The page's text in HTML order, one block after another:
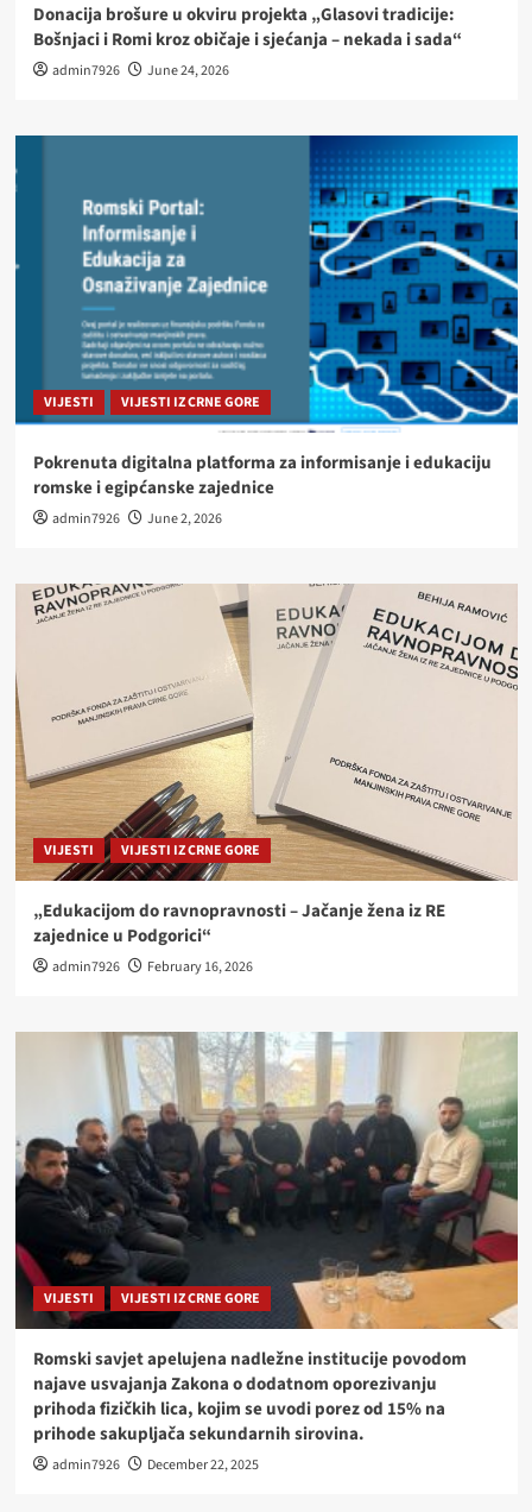
Donacija brošure u okviru projekta „Glasovi tradicije:
Bošnjaci i Romi kroz običaje i sjećanja – nekada i sada“
admin7926 June 24, 2026
VIJESTI VIJESTI IZ CRNE GORE
Pokrenuta digitalna platforma za informisanje i edukaciju
romske i egipćanske zajednice
admin7926 June 2, 2026
VIJESTI VIJESTI IZ CRNE GORE
„Edukacijom do ravnopravnosti – Jačanje žena iz RE
zajednice u Podgorici“
admin7926 February 16, 2026
VIJESTI VIJESTI IZ CRNE GORE
Romski savjet apelujena nadležne institucije povodom
najave usvajanja Zakona o dodatnom oporezivanju
prihoda fizičkih lica, kojim se uvodi porez od 15% na
prihode sakupljača sekundarnih sirovina.
admin7926 December 22, 2025